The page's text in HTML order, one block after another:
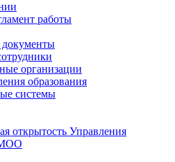
работы
организации
образования
системы
открытость Управления
МОО